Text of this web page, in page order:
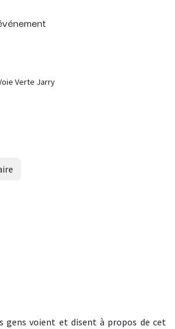
Verte Jarry
gens voient et disent à propos de cet